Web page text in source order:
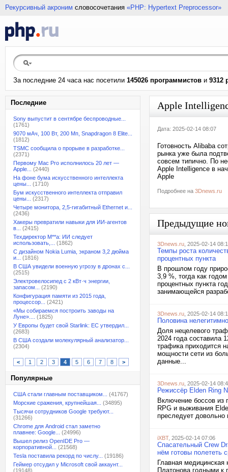
Рекурсивный акроним словосочетания «PHP: Hypertext Preprocessor»
За последние 24 часа нас посетили 145026 программистов и 9312
Последние
Sony выпустит в сентябре беспроводные...
(1761)
9070 мАч, 100 Вт, 200 Мп, Snapdragon 8 Elite...
(1812)
TSMC сообщила о прорыве в разработке...
(2371)
Первому Mac Pro исполнилось 20 лет —
Apple...
(2440)
На фоне бума искусственного интеллекта
цены...
(1710)
Бум искусственного интеллекта отправил
цены...
(2317)
Четыре монитора, 2,5-гигабитный Ethernet и...
(2436)
Хакеры превратили навыки для ИИ-агентов
в...
(2415)
Техдиректор M**a: ИИ следует
использовать,...
(1862)
С дизайном Nokia Lumia, экраном 3,2 дюйма
и...
(1816)
В США увидели военную угрозу в дронах с...
(2515)
Электровелосипед с 2 кВт·ч энергии,
запасом...
(2190)
Конфигурация памяти из 2015 года,
процессор...
(2421)
«Мы собираемся построить заводы на
Луне»....
(1825)
У Европы будет свой Starlink: ЕС утвердил...
(2683)
В США создали молекулярный анализатор...
(2304)
< 1 2 3 4 5 6 7 8 >
Популярные
США стали главным поставщиком...
(41767)
Морские сражения, крупнейшая...
(34895)
Тысячи сотрудников Google требуют...
(31266)
Chrome для Android стал заметно
плавнее: Google...
(24996)
Вышел релиз OpenIDE Pro —
корпоративной...
(21568)
Tesla поставила рекорд по числу...
(19186)
Геймер отсудил у Microsoft свой аккаунт...
(19148)
Apple
Дата: 2025-02-14 08:07
Готовность Alibaba
рынка уже была
совсем типично. По
Apple Intelligence в
Apple
Подробнее на 3Dnews.ru
Предыдущие
3Dnews.ru , 2025-02-14
Темпы роста
процентных пункта
В прошлом году
3,9 %, тогда как
процентных пункта
занимающейся
3Dnews.ru , 2025-02-14
Половина
Доля нецелевого
2024 года составила
трафика приходится
мощности сети из
данные...
3Dnews.ru , 2025-02-14
Режиссёр Elden Ring
Включение боссов из
RPG и выживания
преследует
iXBT, 2025-02-14 07:06
Спасательный Crew
нём готовы полететь
Главная
Платонова годными к